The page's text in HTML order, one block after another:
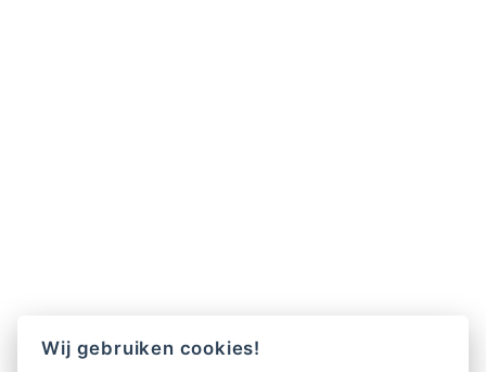
Wij gebruiken cookies!